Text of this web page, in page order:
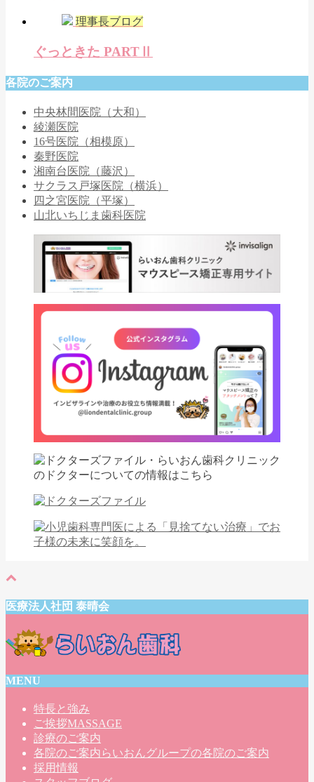
理事長ブログ
ぐっときた PARTⅡ
各院のご案内
中央林間医院（大和）
綾瀬医院
16号医院（相模原）
秦野医院
湘南台医院（藤沢）
サクラス戸塚医院（横浜）
四之宮医院（平塚）
山北いちじま歯科医院
医療法人社団 泰晴会
MENU
特長と強み
ご挨拶MASSAGE
診療のご案内
各院のご案内 らいおんグループの各院のご案内
採用情報